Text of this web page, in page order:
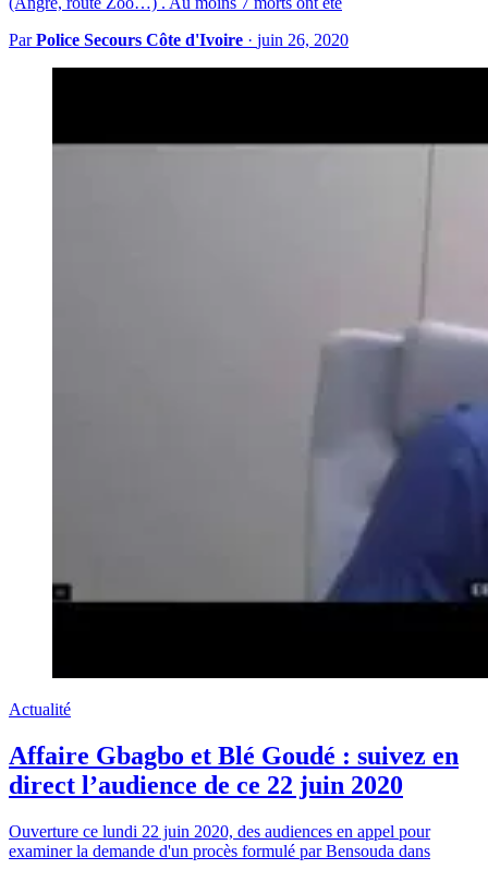
ParPolice Secours Côte d'Ivoire · juin 26, 2020
Actualité
Affaire Gbagbo et Blé Goudé : suivez en
direct l’audience de ce 22 juin 2020
Ouverture ce lundi 22 juin 2020, des audiences en appel pour
examiner la demande d'un procès formulé par Bensouda dans